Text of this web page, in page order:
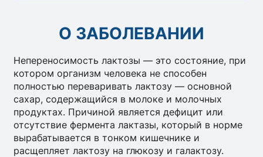
О ЗАБОЛЕВАНИИ
Непереносимость лактозы — это состояние, при
котором организм человека не способен
полностью переваривать лактозу — основной
сахар, содержащийся в молоке и молочных
продуктах. Причиной является дефицит или
отсутствие фермента лактазы, который в норме
вырабатывается в тонком кишечнике и
расщепляет лактозу на глюкозу и галактозу.